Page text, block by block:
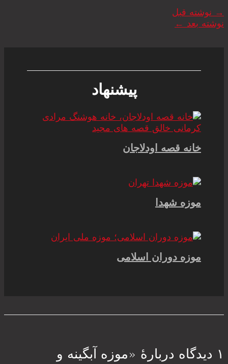
→ نوشته قبل
نوشته بعد ←
پیشنهاد
خانه قصه اودلاجان
موزه شهدا
موزه دوران اسلامی
۱ دیدگاه دربارهٔ «موزه آبگینه و